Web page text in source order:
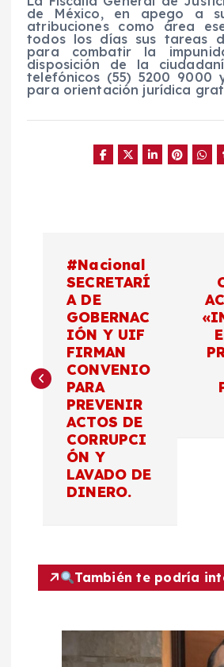
de México, en apego a
atribuciones como área
todos los días sus tareas
para combatir la
disposición de la
telefónicos (55) 5200 9000
para orientación jurídica
e
ó
n
#Nacional
SECRETARÍ
A DE
GOBERNAC
IÓN Y UIF
FIRMAN
CONVENIO
PARA
PREVENIR
ACTOS DE
CORRUPCI
ÓN Y
LAVADO DE
DINERO.
También te podría